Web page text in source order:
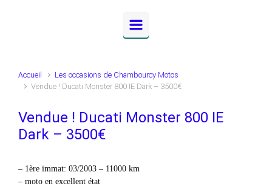
Accueil
Les occasions de Chambourcy Motos
Vendue ! Ducati Monster 800 IE Dark – 3500€
Vendue ! Ducati Monster 800 IE
Dark – 3500€
– 1ère immat: 03/2003 – 11000 km
– moto en excellent état